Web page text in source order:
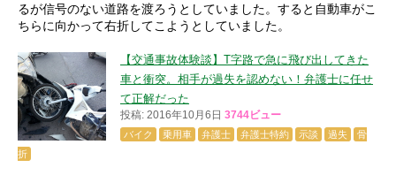
るが信号のない道路を渡ろうとしていました。すると自動車がこ
ちらに向かって右折してこようとしていました。
【交通事故体験談】T字路で急に飛び出してきた
車と衝突。相手が過失を認めない！弁護士に任せ
て正解だった
投稿: 2016年10月6日 3744ビュー
バイク 乗用車 弁護士 弁護士特約 示談 過失
骨
折